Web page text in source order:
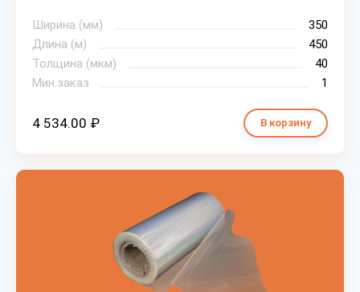
Ширина (мм)
350
Длина (м)
450
Толщина (мкм)
40
Мин.заказ
1
4 534.00 ₽ В корзину